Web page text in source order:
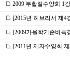
2009 부활절수양회 1
[2015년 히브리서 제4
[2009가을학기준비특
[2011년 제자수양회